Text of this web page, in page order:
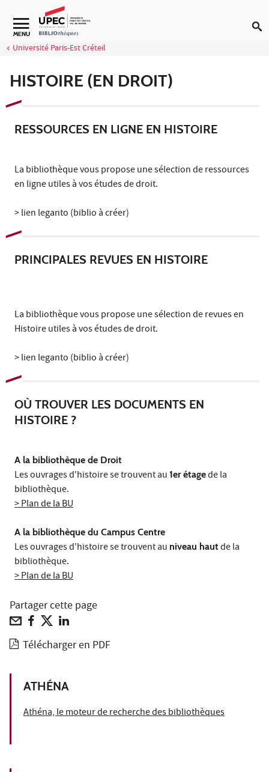
Aller au contenu
Navigation secondaire
MENU
Université Paris-Est Créteil
HISTOIRE (EN DROIT)
RESSOURCES EN LIGNE EN HISTOIRE
La bibliothèque vous propose une sélection de ressources
en ligne utiles à vos études de droit.
> lien leganto (biblio à créer)
PRINCIPALES REVUES EN HISTOIRE
La bibliothèque vous propose une sélection de revues en
Histoire utiles à vos études de droit.
> lien leganto (biblio à créer)
OÙ TROUVER LES DOCUMENTS EN
HISTOIRE ?
A la bibliothèque de Droit
Les ouvrages d'histoire se trouvent au 1er étagede la
bibliothèque.
> Plan de la BU
A la bibliothèque du Campus Centre
Les ouvrages d'histoire se trouvent au niveau hautde la
bibliothèque.
> Plan de la BU
Partager cette page
Télécharger en PDF
ATHÉNA
Athéna, le moteur de recherche des bibliothèques